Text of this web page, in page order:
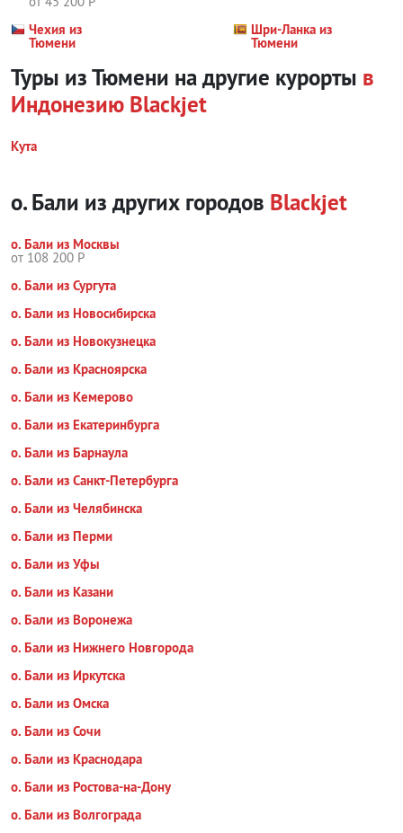
Чехия из
Тюмени
Шри-Ланка из
Тюмени
Туры из Тюмени на другие курорты в
Индонезию Blackjet
Кута
о. Бали из других городов Blackjet
о. Бали из Москвы
от 108 200 Р
о. Бали из Сургута
о. Бали из Новосибирска
о. Бали из Новокузнецка
о. Бали из Красноярска
о. Бали из Кемерово
о. Бали из Екатеринбурга
о. Бали из Барнаула
о. Бали из Санкт-Петербурга
о. Бали из Челябинска
о. Бали из Перми
о. Бали из Уфы
о. Бали из Казани
о. Бали из Воронежа
о. Бали из Нижнего Новгорода
о. Бали из Иркутска
о. Бали из Омска
о. Бали из Сочи
о. Бали из Краснодара
о. Бали из Ростова-на-Дону
о. Бали из Волгограда